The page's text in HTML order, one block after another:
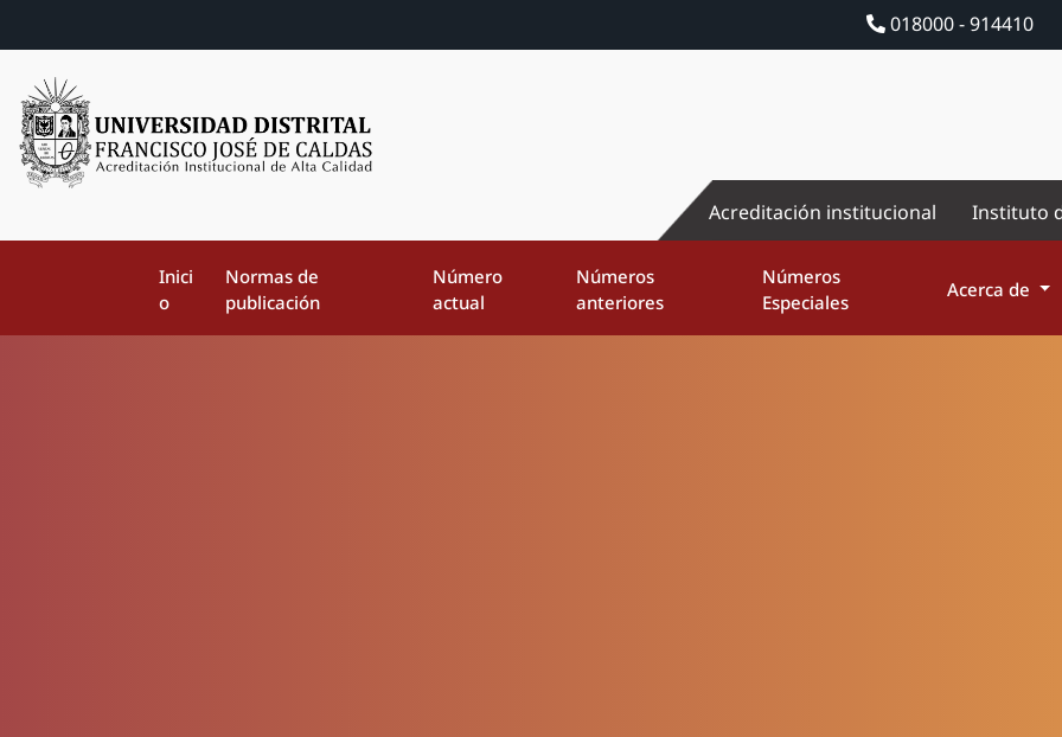
018000 - 914410
Acreditación institucional Instituto
Inici
o
Normas de
publicación
Número
actual
Números
anteriores
Números
Especiales
Acerca de